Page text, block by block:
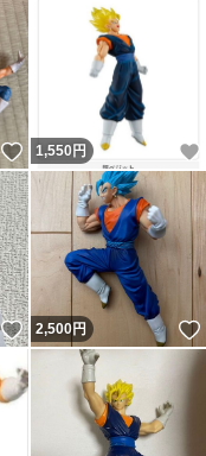
いいね！
1,550 円
いいね！
2,500円